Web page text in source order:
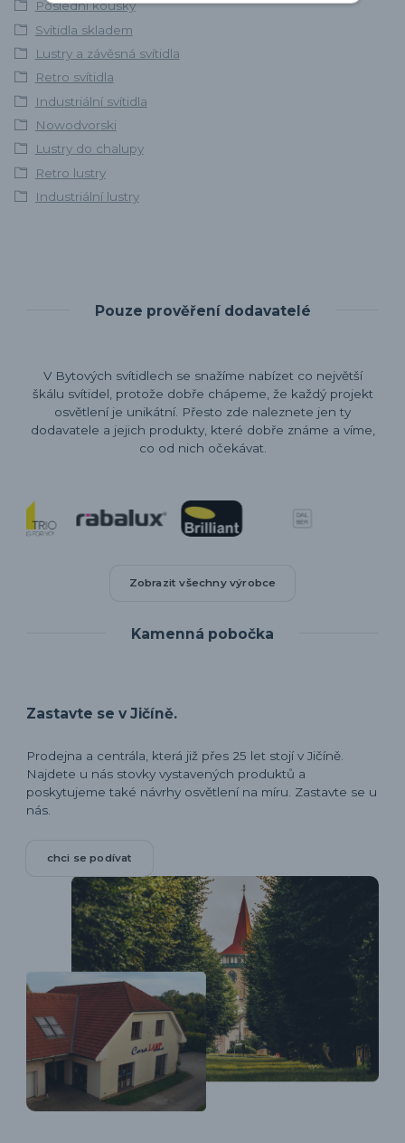
Poslední kousky
Svítidla skladem
Lustry a závěsná svítidla
Retro svítidla
Industriální svítidla
Nowodvorski
Lustry do chalupy
Retro lustry
Industriální lustry
Pouze prověření dodavatelé
V Bytových svítidlech se snažíme nabízet co největší
škálu svítidel, protože dobře chápeme, že každý projekt
osvětlení je unikátní. Přesto zde naleznete jen ty
dodavatele a jejich produkty, které dobře známe a víme,
co od nich očekávat.
Zobrazit všechny výrobce
Kamenná pobočka
Zastavte se v Jičíně.
Prodejna a centrála, která již přes 25 let stojí v Jičíně.
Najdete u nás stovky vystavených produktů a
poskytujeme také návrhy osvětlení na míru. Zastavte se u
nás.
chci se podívat